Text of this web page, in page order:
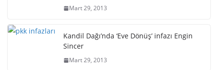
Mart 29, 2013
Kandil Dağı’nda ‘Eve Dönüş’ infazı Engin
Sincer
Mart 29, 2013